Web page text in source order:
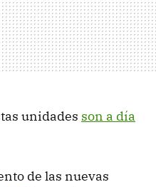
unidades son a día
de las nuevas